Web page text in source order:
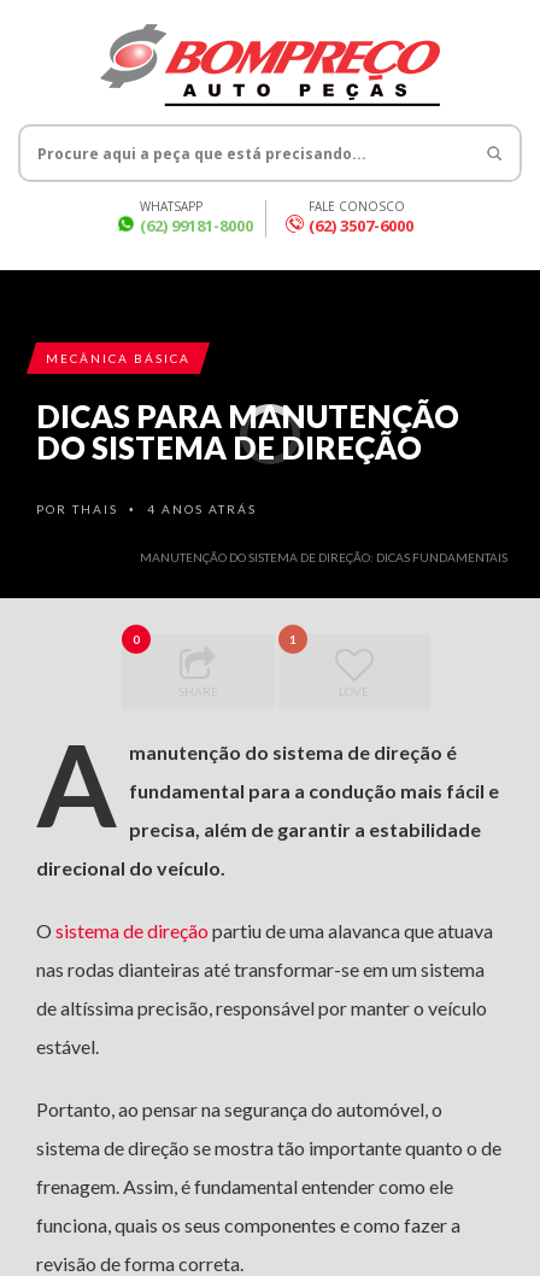
WHATSAPP
(62) 99181-8000
FALE CONOSCO
(62) 3507-6000
MANUTENÇÃO DO SISTEMA DE DIREÇÃO: DICAS FUNDAMENTAIS
MECÂNICA BÁSICA
DICAS PARA MANUTENÇÃO
DO SISTEMA DE DIREÇÃO
PORTHAIS • 4 ANOS ATRÁS
0
SHARE
1
A
manutenção do sistema de direção é
fundamental para a condução mais fácil e
precisa, além de garantir a estabilidade
direcional do veículo.
O sistema de direção partiu de uma alavanca que atuava
nas rodas dianteiras até transformar-se em um sistema
de altíssima precisão, responsável por manter o veículo
estável.
Portanto, ao pensar na segurança do automóvel, o
sistema de direção se mostra tão importante quanto o de
frenagem. Assim, é fundamental entender como ele
funciona, quais os seus componentes e como fazer a
revisão de forma correta.